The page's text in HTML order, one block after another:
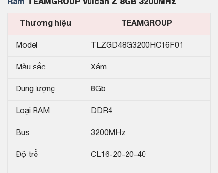
Ram TEAMGROUP Vulcan Z 8GB 3200MHz
Thương hiệu TEAMGROUP
Model TLZGD48G3200HC16F01
Màu sắc Xám
Dung lượng 8Gb
Loại RAM DDR4
Bus 3200MHz
Độ trễ CL16-20-20-40